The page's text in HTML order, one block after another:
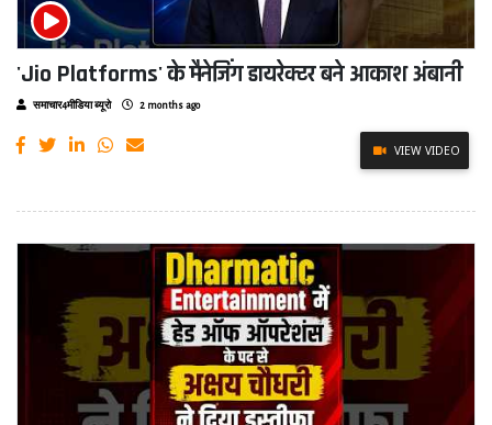
'Jio Platforms' के मैनेजिंग डायरेक्टर बने आकाश अंबानी
समाचार4मीडिया ब्यूरो 2 months ago
VIEW VIDEO